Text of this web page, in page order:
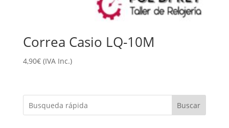
Correa Casio LQ-10M
4,90€ (IVA Inc.)
Buscar